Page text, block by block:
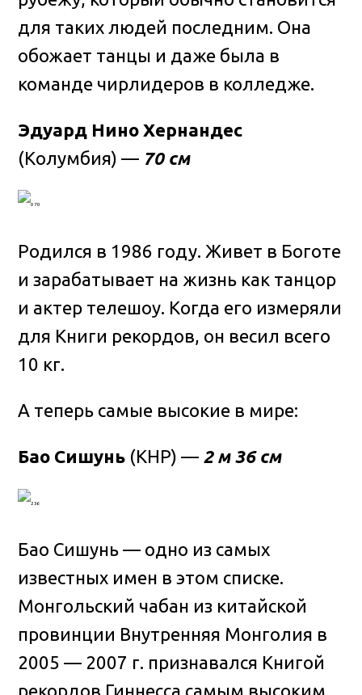
для таких людей последним. Она
обожает танцы и даже была в
команде чирлидеров в колледже.
Эдуард Нино Хернандес
(Колумбия) — 70 см
Родился в 1986 году. Живет в Боготе
и зарабатывает на жизнь как танцор
и актер телешоу. Когда его измеряли
для Книги рекордов, он весил всего
10 кг.
А теперь самые высокие в мире:
Бао Сишунь (КНР) — 2 м 36 см
Бао Сишунь — одно из самых
известных имен в этом списке.
Монгольский чабан из китайской
провинции Внутренняя Монголия в
2005 — 2007 г. признавался Книгой
рекордов Гиннесса самым высоким